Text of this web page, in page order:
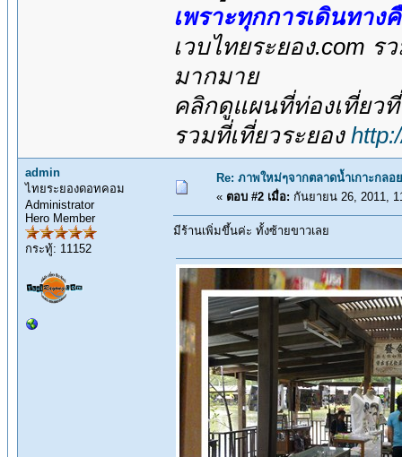
เพราะทุกการเดินทาง
เวบไทยระยอง.com
มากมาย
คลิกดูแผนที่ท่องเที่ยว
รวมที่เที่ยวระยอง
admin
ไทยระยองดอทคอม
Administrator
Hero Member
กระทู้: 11152
Re: ภาพใหม่ๆจากตลาดน้ำเกาะกลอ
« ตอบ #2 เมื่อ: กันยายน 26, 2011,
มีร้านเพิ่มขึ้นค่ะ ทั้งซ้ายขาวเลย